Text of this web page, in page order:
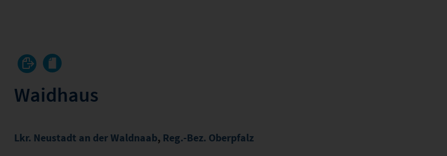
Waidhaus
Lkr. Neustadt an der Waldnaab, Reg.-Bez. Oberpfalz